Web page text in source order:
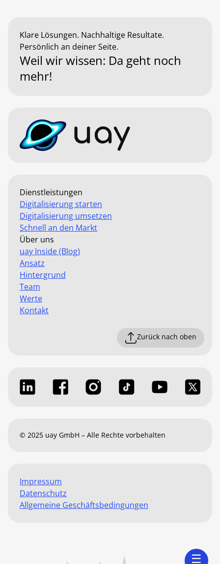
☰
Klare Lösungen. Nachhaltige Resultate.
Persönlich an deiner Seite.
Weil wir wissen: Da geht noch
mehr!
Dienstleistungen
Digitalisierung starten
Digitalisierung umsetzen
Schnell an den Markt
Über uns
uay Inside (Blog)
Ansatz
Hintergrund
Team
Werte
Kontakt
Zurück nach oben
© 2025 uay GmbH – Alle Rechte vorbehalten
Impressum
Datenschutz
Allgemeine Geschäftsbedingungen